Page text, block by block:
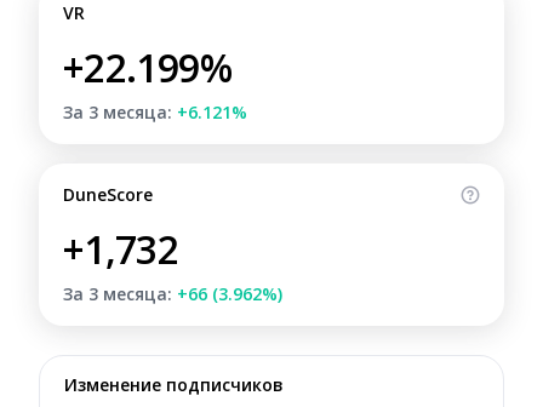
VR
+22.199%
За 3 месяца: +6.121%
DuneScore
+1,732
За 3 месяца: +66 (3.962%)
Изменение подписчиков